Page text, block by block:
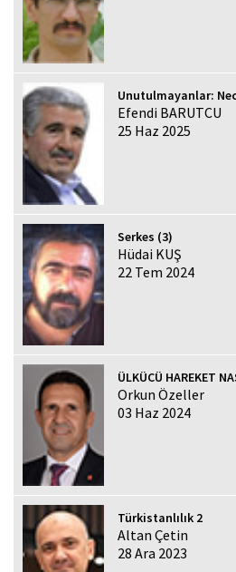
Unutulmayanlar:
Efendi BARUTCU
25 Haz 2025
Serkes (3)
Hüdai KUŞ
22 Tem 2024
ÜLKÜCÜ HAREKET
Orkun Özeller
03 Haz 2024
Türkistanlılık 2
Altan Çetin
28 Ara 2023